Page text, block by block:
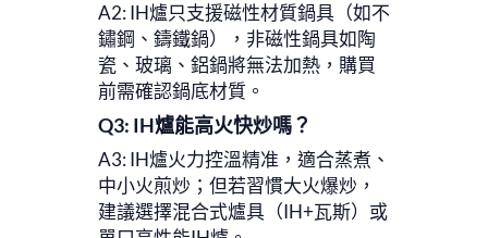
A2: IH爐只支援磁性材質鍋具（如不
鏽鋼、鑄鐵鍋），非磁性鍋具如陶
瓷、玻璃、鋁鍋將無法加熱，購買
前需確認鍋底材質。
Q3: IH爐能高火快炒嗎？
A3: IH爐火力控溫精准，適合蒸煮、
中小火煎炒；但若習慣大火爆炒，
建議選擇混合式爐具（IH+瓦斯）或